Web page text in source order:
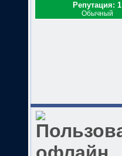
Репутация: 1
Обычный